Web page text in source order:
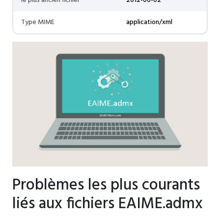
Type MIME
application/xml
Problèmes les plus courants
liés aux fichiers EAIME.admx